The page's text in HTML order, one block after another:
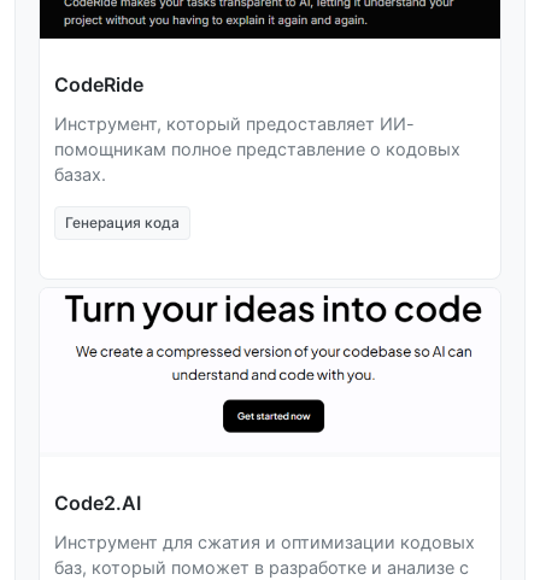
CodeRide
Инструмент, который предоставляет ИИ-
помощникам полное представление о кодовых
базах.
Генерация кода
Code2.AI
Инструмент для сжатия и оптимизации кодовых
баз, который поможет в разработке и анализе с